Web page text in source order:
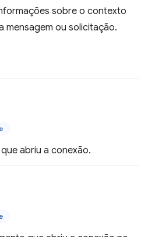
sobre o contexto
mensagem ou solicitação.
abriu a conexão.